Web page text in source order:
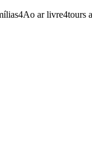
4Ao ar livre4tours